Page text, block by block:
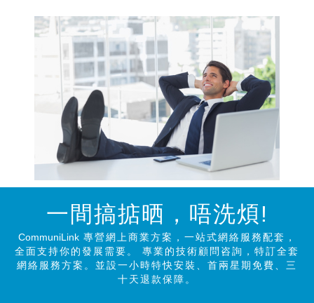
一間搞掂晒，唔洗煩!
CommuniLink專營網上商業方案，一站式網絡服務配套，
全面支持你的發展需要。 專業的技術顧問咨詢，特訂全套
網絡服務方案。並設一小時特快安裝、首兩星期免費、三
十天退款保障。